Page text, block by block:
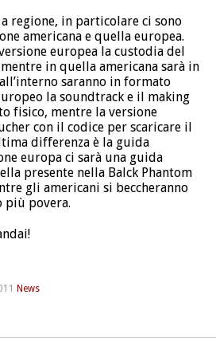
regione, in particolare ci sono
americana e quella europea.
europea la custodia del
in quella americana sarà in
saranno in formato
la soundtrack e il making
fisico, mentre la versione
con il codice per scaricare il
differenza è la guida
europa ci sarà una guida
presente nella Balck Phantom
gli americani si beccheranno
più povera.
News